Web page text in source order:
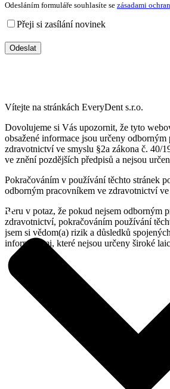
Odesláním formuláře souhlasíte se zásadami
Přeji si zasílání novinek
Odeslat
Vítejte na stránkách EveryDent s.r.o.
Dovolujeme si Vás upozornit, že tyto
obsažené informace jsou určeny
zdravotnictví ve smyslu §2a zákona č. 40/
ve znění pozdějších předpisů a nejsou
Pokračováním v používání těchto stránek
odborným pracovníkem ve zdravotnictví
Beru v potaz, že pokud nejsem odborným
zdravotnictví, pokračováním používání
jsem si vědom(a) rizik a důsledků
informacemi, které nejsou určeny široké